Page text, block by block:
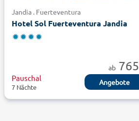
Jandia . Fuerteventura
Hotel Sol Fuerteventura Jandia
ab 765
Pauschal
7 Nächte
Angebote